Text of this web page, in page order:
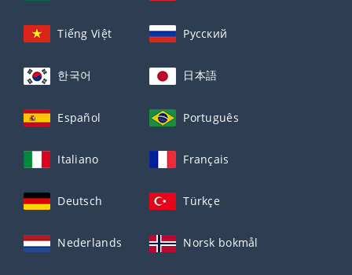
Tiếng Việt Русский
한국어 日本語
Español Português
Italiano Français
Deutsch Türkçe
Nederlands Norsk bokmål